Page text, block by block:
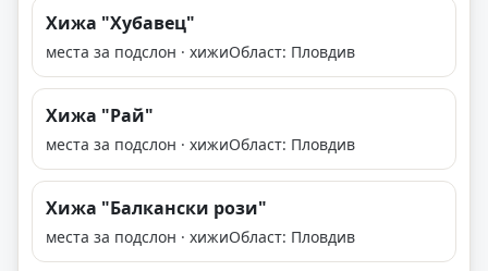
Хижа "Хубавец"
места за подслон · хижиОбласт: Пловдив
Хижа "Рай"
места за подслон · хижиОбласт: Пловдив
Хижа "Балкански рози"
места за подслон · хижиОбласт: Пловдив